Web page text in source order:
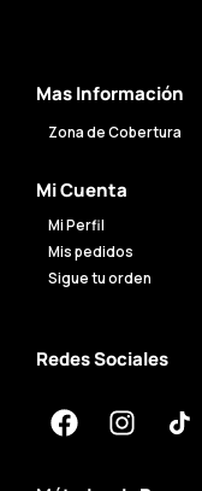
Mas Información
Zona de Cobertura
Mi Cuenta
Mi Perfil
Mis pedidos
Sigue tu orden
Redes Sociales